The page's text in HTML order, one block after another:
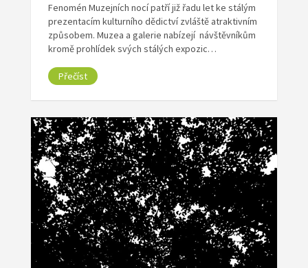
Fenomén Muzejních nocí patří již řadu let ke stálým
prezentacím kulturního dědictví zvláště atraktivním
způsobem. Muzea a galerie nabízejí návštěvníkům
kromě prohlídek svých stálých expozic…
Přečíst